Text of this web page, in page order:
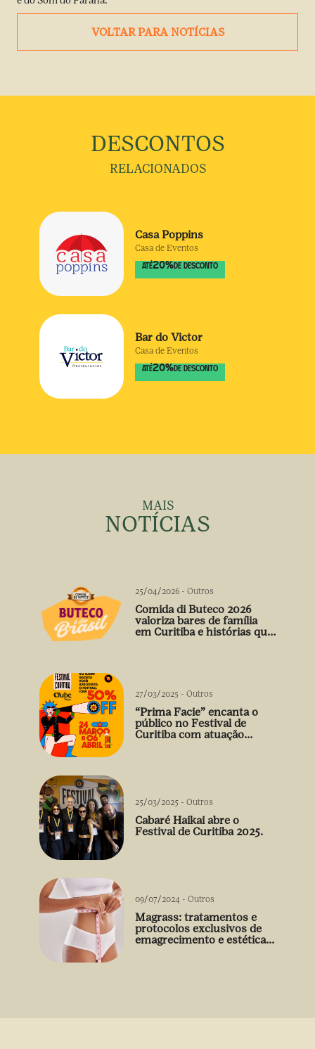
VOLTAR PARA NOTÍCIAS
DESCONTOS
RELACIONADOS
Casa Poppins
Casa de Eventos
ATÉ20% DE DESCONTO
Bar do Victor
Casa de Eventos
ATÉ20% DE DESCONTO
MAIS
NOTÍCIAS
25/04/2026 - Outros
Comida di Buteco 2026
valoriza bares de família
em Curitiba e histórias que
27/03/2025 - Outros
“Prima Facie” encanta o
público no Festival de
Curitiba com atuação
25/03/2025 - Outros
Cabaré Haikai abre o
Festival de Curitiba 2025.
09/07/2024 - Outros
Magrass: tratamentos e
protocolos exclusivos de
emagrecimento e estética